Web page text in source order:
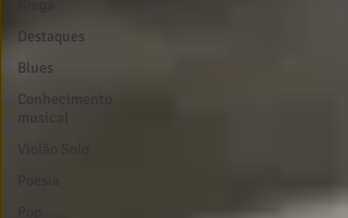
Destaques
Blues
Conhecimento